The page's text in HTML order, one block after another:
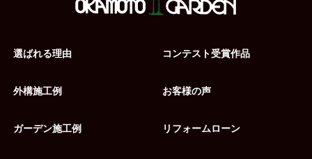
選ばれる理由
外構施工例
ガーデン施工例
コンテスト受賞作品
お客様の声
リフォームローン